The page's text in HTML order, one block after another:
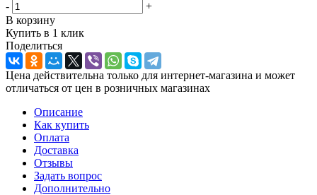
-
+
В корзину
Купить в 1 клик
Поделиться
Цена действительна только для интернет-магазина и может
отличаться от цен в розничных магазинах
Описание
Как купить
Оплата
Доставка
Отзывы
Задать вопрос
Дополнительно